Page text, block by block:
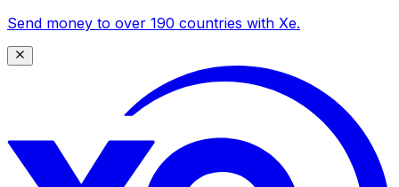
Send money to over 190 countries with Xe.